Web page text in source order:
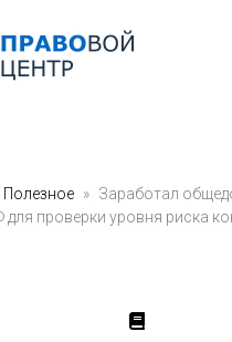
Полезное
Заработал
для проверки уровня риска